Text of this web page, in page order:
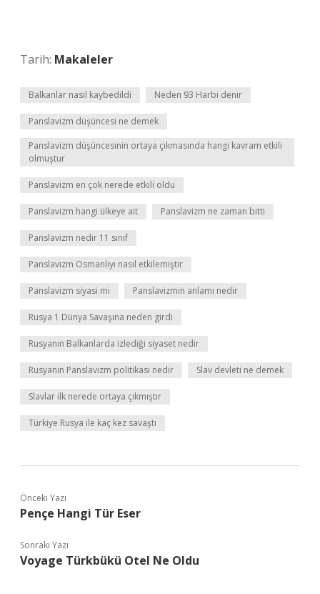
Tarih: Makaleler
Balkanlar nasıl kaybedildi Neden 93 Harbi denir
Panslavizm düşüncesi ne demek
Panslavizm düşüncesinin ortaya çıkmasında hangi kavram etkili
olmuştur
Panslavizm en çok nerede etkili oldu
Panslavizm hangi ülkeye ait Panslavizm ne zaman bitti
Panslavizm nedir 11 sınıf
Panslavizm Osmanlıyı nasıl etkilemiştir
Panslavizm siyasi mi Panslavizmin anlamı nedir
Rusya 1 Dünya Savaşına neden girdi
Rusyanın Balkanlarda izlediği siyaset nedir
Rusyanın Panslavizm politikası nedir Slav devleti ne demek
Slavlar ilk nerede ortaya çıkmıştır
Türkiye Rusya ile kaç kez savaştı
Önceki Yazı
Pençe Hangi Tür Eser
Sonraki Yazı
Voyage Türkbükü Otel Ne Oldu